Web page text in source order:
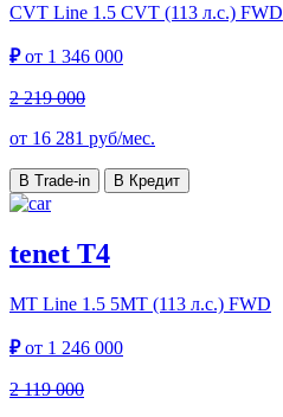
CVT Line 1.5 CVT (113 л.с.) FWD
₽от 1 346 000
2 219 000
от 16 281 руб/мес.
В Trade-in В Кредит
tenet T4
MT Line 1.5 5MT (113 л.с.) FWD
₽от 1 246 000
2 119 000